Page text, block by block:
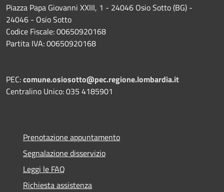
Piazza Papa Giovanni XXIII, 1 - 24046 Osio Sotto (BG) -
24046 - Osio Sotto
Codice Fiscale: 00650920168
Partita IVA: 00650920168
PEC:comune.osiosotto@pec.regione.lombardia.it
Centralino Unico: 035 4185901
Prenotazione appuntamento
Segnalazione disservizio
Leggi le FAQ
Richiesta assistenza